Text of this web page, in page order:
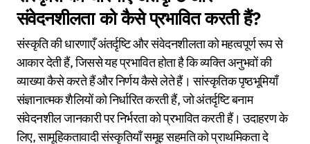
संवेदनशीलता को कैसे प्रभावित करती हैं?
संस्कृति की धारणाएँ अंतर्दृष्टि और संवेदनशीलता को महत्वपूर्ण रूप से
आकार देती हैं, जिससे यह प्रभावित होता है कि व्यक्ति अनुभवों की
व्याख्या कैसे करते हैं और निर्णय कैसे लेते हैं। सांस्कृतिक पृष्ठभूमियाँ
संज्ञानात्मक शैलियों को निर्धारित करती हैं, जो अंतर्दृष्टि बनाम
संवेदनशील जानकारी पर निर्भरता को प्रभावित करती हैं। उदाहरण के
लिए, सामूहिकतावादी संस्कृतियाँ समूह सहमति को प्राथमिकता दे